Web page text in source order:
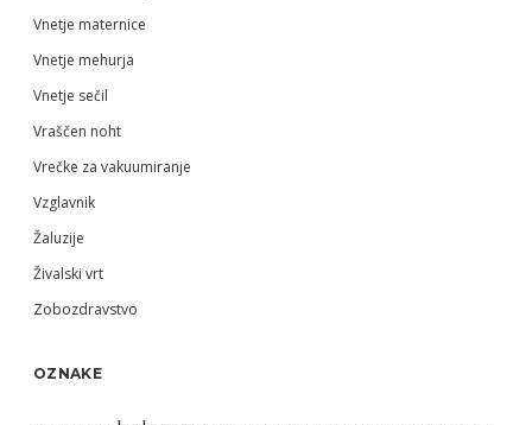
Vnetje maternice
Vnetje mehurja
Vnetje sečil
Vraščen noht
Vrečke za vakuumiranje
Vzglavnik
Žaluzije
Živalski vrt
Zobozdravstvo
OZNAKE